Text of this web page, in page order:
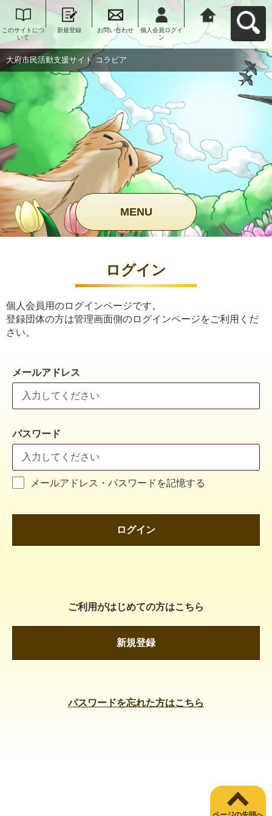
このサイトにつ
いて
新規登録 お問い合わせ
個人会員ログイ
ン
大府市民活動支
援サイト コラビ
アへ戻る
大府市民活動支援サイト コラビア
MENU
ログイン
個人会員用のログインページです。
登録団体の方は管理画面側のログインページをご利用くだ
さい。
メールアドレス
パスワード
メールアドレス・パスワードを記憶する
ログイン
ご利用がはじめての方はこちら
新規登録
パスワードを忘れた方はこちら